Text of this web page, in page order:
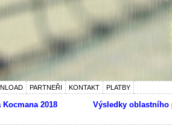
PARTNEŘI KONTAKT PLATBY
2018
Výsledky oblastního